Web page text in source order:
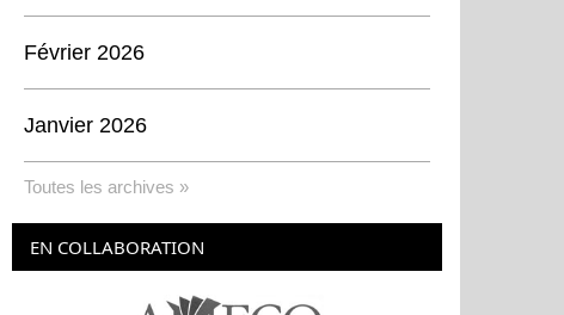
Février 2026
Janvier 2026
Toutes les archives »
EN COLLABORATION